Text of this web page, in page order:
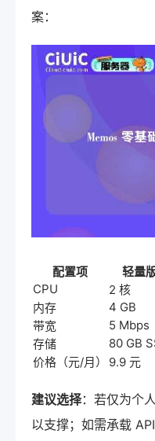
案：
配置项 轻量
CPU
2 核
内存
4 GB
带宽
5 Mbps
存储
80 GB
价格（元/月）
9.9 元
建议选择：若仅为个
以支撑；如需承载